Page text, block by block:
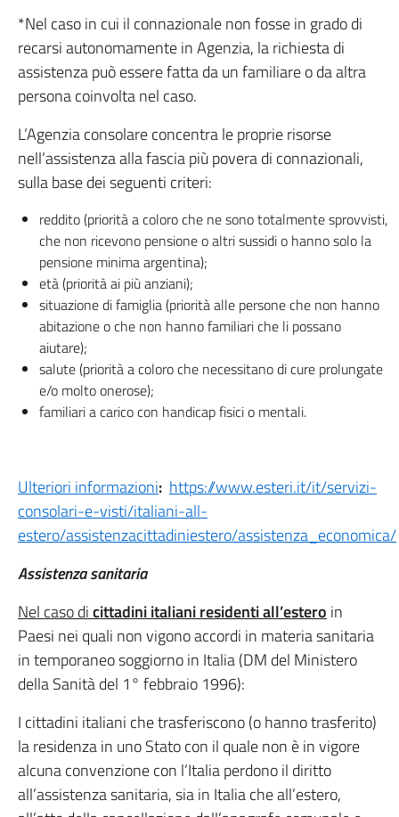
*Nel caso in cui il connazionale non fosse in grado di
recarsi autonomamente in Agenzia, la richiesta di
assistenza può essere fatta da un familiare o da altra
persona coinvolta nel caso.
L’Agenzia consolare concentra le proprie risorse
nell’assistenza alla fascia più povera di connazionali,
sulla base dei seguenti criteri:
reddito (priorità a coloro che ne sono totalmente sprovvisti,
che non ricevono pensione o altri sussidi o hanno solo la
pensione minima argentina);
età (priorità ai più anziani);
situazione di famiglia (priorità alle persone che non hanno
abitazione o che non hanno familiari che li possano
aiutare);
salute (priorità a coloro che necessitano di cure prolungate
e/o molto onerose);
familiari a carico con handicap fisici o mentali.
Ulteriori informazioni: https://www.esteri.it/it/servizi-
consolari-e-visti/italiani-all-
estero/assistenzacittadiniestero/assistenza_economica/
Assistenza sanitaria
Nel caso dicittadini italiani residenti all’estero in
Paesi nei quali non vigono accordi in materia sanitaria
in temporaneo soggiorno in Italia (DM del Ministero
della Sanità del 1° febbraio 1996):
I cittadini italiani che trasferiscono (o hanno trasferito)
la residenza in uno Stato con il quale non è in vigore
alcuna convenzione con l’Italia perdono il diritto
all’assistenza sanitaria, sia in Italia che all’estero,